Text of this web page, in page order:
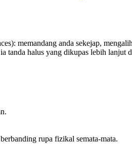
memandang anda sekejap,
tanda halus yang dikupas lebih lanjut
rupa fizikal semata-mata.